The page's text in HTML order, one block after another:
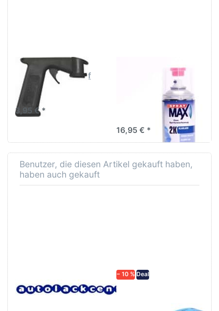
SPRAYMAX
SprayMax Handgriff
3,95 € *
SprayMax 2K Klarlack
hochglänzend
SprayMax 2K Klarlack –
hochglänzend, kratz- &
benzinfest, ideal für
professionelle KFZ-
16,95 € *
Benutzer, die diesen Artikel gekauft haben,
haben auch gekauft
Lacksiebe, Faltsiebe,
− 10 % Deal